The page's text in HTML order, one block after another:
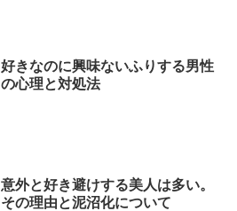
好きなのに興味ないふりする男性
の心理と対処法
意外と好き避けする美人は多い。
その理由と泥沼化について